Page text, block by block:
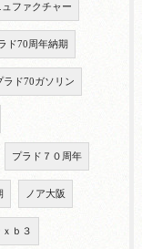
ュファクチャー
ド70周年納期
ラド70ガソリン
プラド７０周年
ノア大阪
ｘｂ３